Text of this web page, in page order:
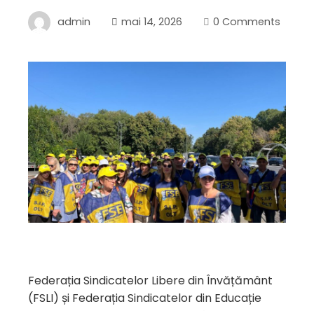
admin mai 14, 2026 0 Comments
Federația Sindicatelor Libere din Învățământ
(FSLI) și Federația Sindicatelor din Educație